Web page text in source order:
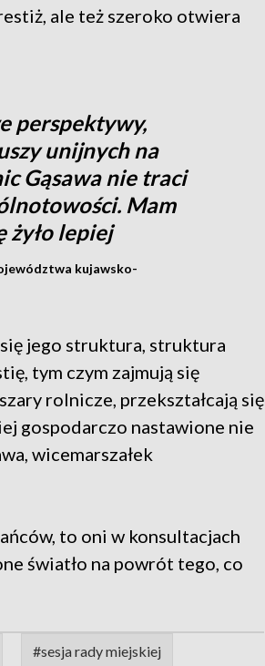
ale też szeroko otwiera
perspektywy,
unijnych na
Gąsawa nie traci
Mam
żyło lepiej
kujawsko-
się jego struktura, struktura
tym czym zajmują się
rolnicze, przekształcają się
gospodarczo nastawione nie
wicemarszałek
to oni w konsultacjach
światło na powrót tego, co
#sesja rady miejskiej